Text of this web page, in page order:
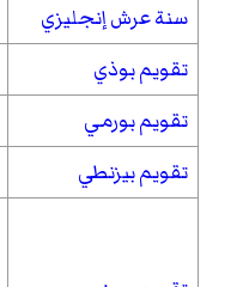
سنة عرش إنجليزي
تقويم بوذي
تقويم بورمي
تقويم بيزنطي